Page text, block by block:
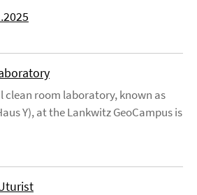
clean room laboratory, known as
Y), at the Lankwitz GeoCampus is